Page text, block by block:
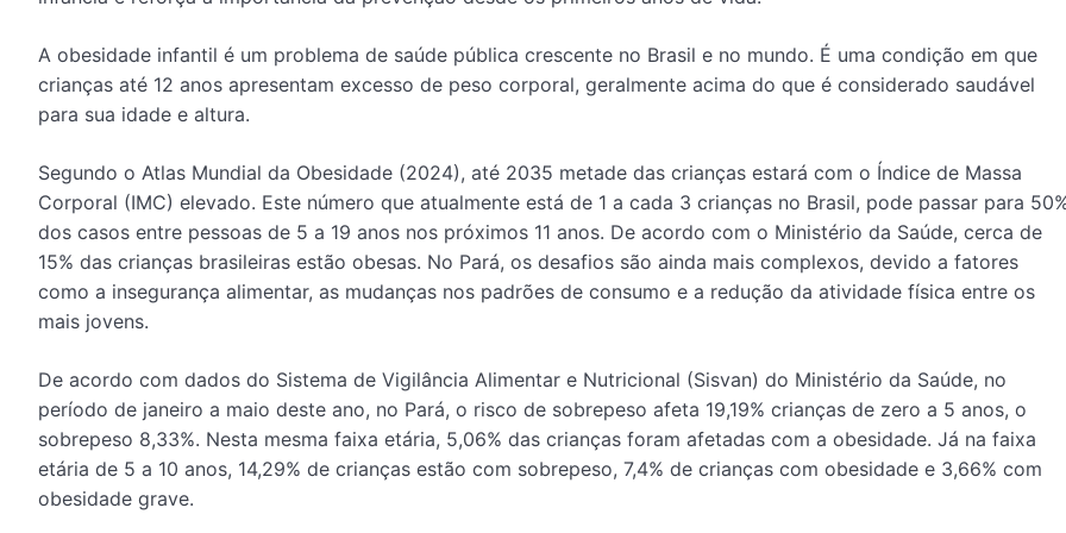
A obesidade infantil é um problema de saúde pública crescente no Brasil e no mundo. É uma condição em que
crianças até 12 anos apresentam excesso de peso corporal, geralmente acima do que é considerado saudável
para sua idade e altura.
Segundo o Atlas Mundial da Obesidade (2024), até 2035 metade das crianças estará com o Índice de Massa
Corporal (IMC) elevado. Este número que atualmente está de 1 a cada 3 crianças no Brasil, pode passar para
dos casos entre pessoas de 5 a 19 anos nos próximos 11 anos. De acordo com o Ministério da Saúde, cerca de
15% das crianças brasileiras estão obesas. No Pará, os desafios são ainda mais complexos, devido a fatores
como a insegurança alimentar, as mudanças nos padrões de consumo e a redução da atividade física entre os
mais jovens.
De acordo com dados do Sistema de Vigilância Alimentar e Nutricional (Sisvan) do Ministério da Saúde, no
período de janeiro a maio deste ano, no Pará, o risco de sobrepeso afeta 19,19% crianças de zero a 5 anos, o
sobrepeso 8,33%. Nesta mesma faixa etária, 5,06% das crianças foram afetadas com a obesidade. Já na faixa
etária de 5 a 10 anos, 14,29% de crianças estão com sobrepeso, 7,4% de crianças com obesidade e 3,66% com
obesidade grave.